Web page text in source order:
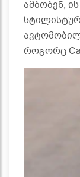
ამბობენ,
როგორც